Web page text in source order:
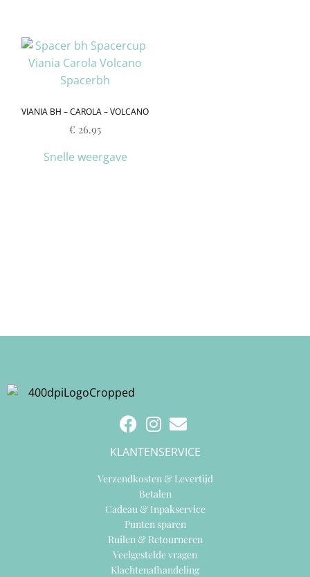
VIANIA BH – CAROLA – VOLCANO
€ 26.95
Snelle weergave
KLANTENSERVICE
Verzendkosten & Levertijd
Betalen
Cadeau & Inpakservice
Punten sparen
Ruilen & Retourneren
Veelgestelde vragen
Klachtenafhandeling